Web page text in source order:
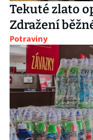
Tekuté zlato
Zdražení
Potraviny